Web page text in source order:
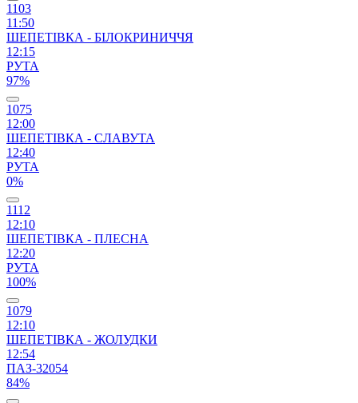
1103
11:50
ШЕПЕТІВКА - БІЛОКРИНИЧЧЯ
12:15
РУТА
97%
1075
12:00
ШЕПЕТІВКА - СЛАВУТА
12:40
РУТА
0%
1112
12:10
ШЕПЕТІВКА - ПЛЕСНА
12:20
РУТА
100%
1079
12:10
ШЕПЕТІВКА - ЖОЛУДКИ
12:54
ПАЗ-32054
84%